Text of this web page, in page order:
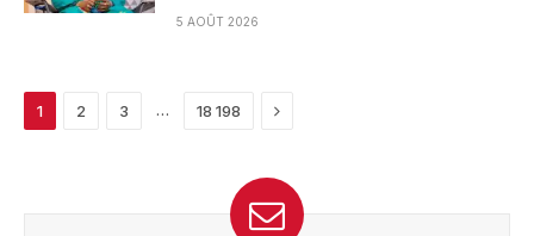
5 AOÛT 2026
1 2 3 … 18 198 Next